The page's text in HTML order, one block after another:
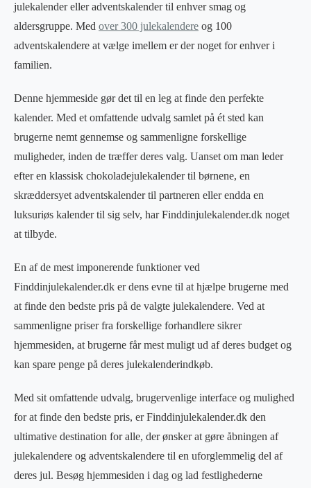
julekalender eller adventskalender til enhver smag og
aldersgruppe. Med over 300 julekalendere og 100
adventskalendere at vælge imellem er der noget for enhver i
familien.
Denne hjemmeside gør det til en leg at finde den perfekte
kalender. Med et omfattende udvalg samlet på ét sted kan
brugerne nemt gennemse og sammenligne forskellige
muligheder, inden de træffer deres valg. Uanset om man leder
efter en klassisk chokoladejulekalender til børnene, en
skræddersyet adventskalender til partneren eller endda en
luksuriøs kalender til sig selv, har Finddinjulekalender.dk noget
at tilbyde.
En af de mest imponerende funktioner ved
Finddinjulekalender.dk er dens evne til at hjælpe brugerne med
at finde den bedste pris på de valgte julekalendere. Ved at
sammenligne priser fra forskellige forhandlere sikrer
hjemmesiden, at brugerne får mest muligt ud af deres budget og
kan spare penge på deres julekalenderindkøb.
Med sit omfattende udvalg, brugervenlige interface og mulighed
for at finde den bedste pris, er Finddinjulekalender.dk den
ultimative destination for alle, der ønsker at gøre åbningen af
julekalendere og adventskalendere til en uforglemmelig del af
deres jul. Besøg hjemmesiden i dag og lad festlighederne